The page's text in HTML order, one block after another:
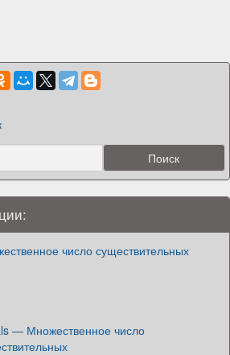
число существительных
— Множественное число